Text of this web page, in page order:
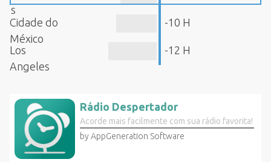
s
Cidade do
México
-10 H
Los
Angeles
-12 H
Rádio Despertador
Acorde mais facilmente com sua rádio favorita!
by AppGeneration Software